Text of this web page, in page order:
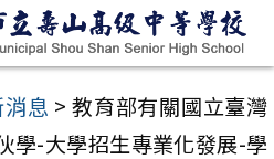
息 > 教育部有關國立臺灣
學-大學招生專業化發展-學